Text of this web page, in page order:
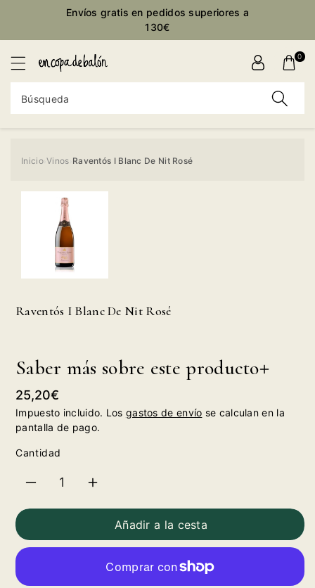
Envíos gratis en pedidos superiores a
130€
Búsqueda
0
Inicio›Vinos Raventós I Blanc De Nit Rosé
producto
Raventós I Blanc De Nit Rosé
Saber más sobre este producto
Precio
habitual
25,20€
Impuesto incluido. Los gastos de envío se calculan en la
pantalla de pago.
Cantidad
cantidad
para
Añadir a la cesta